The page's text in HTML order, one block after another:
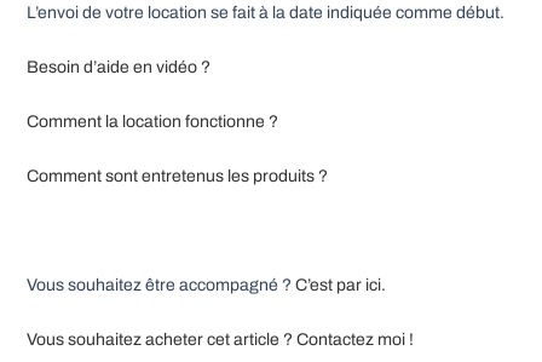
L’envoi de votre location se fait à la date indiquée comme début.
Besoin d’aide en vidéo ?
Comment la location fonctionne ?
Comment sont entretenus les produits ?
Vous souhaitez être accompagné ?C’est par ici.
Vous souhaitez acheter cet article ? Contactez moi !